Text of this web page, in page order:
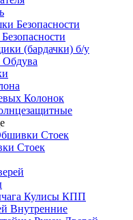
Безопасности
(бардачки) б/у
Обдува
Колонок
Стоек
Стоек
Кулисы КПП
Внутренние